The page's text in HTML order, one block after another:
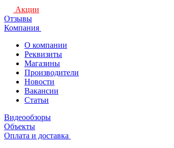
Акции
Отзывы
Компания
О компании
Реквизиты
Магазины
Производители
Новости
Вакансии
Статьи
Видеообзоры
Объекты
Оплата и доставка